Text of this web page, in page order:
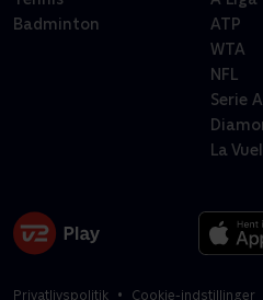
Badminton
ATP
WTA
NFL
Serie A
La
Privatlivspolitik Cookie-indstillinger